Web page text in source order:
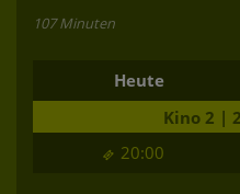
107 Minuten
Heute
20:00
Kino 2 |